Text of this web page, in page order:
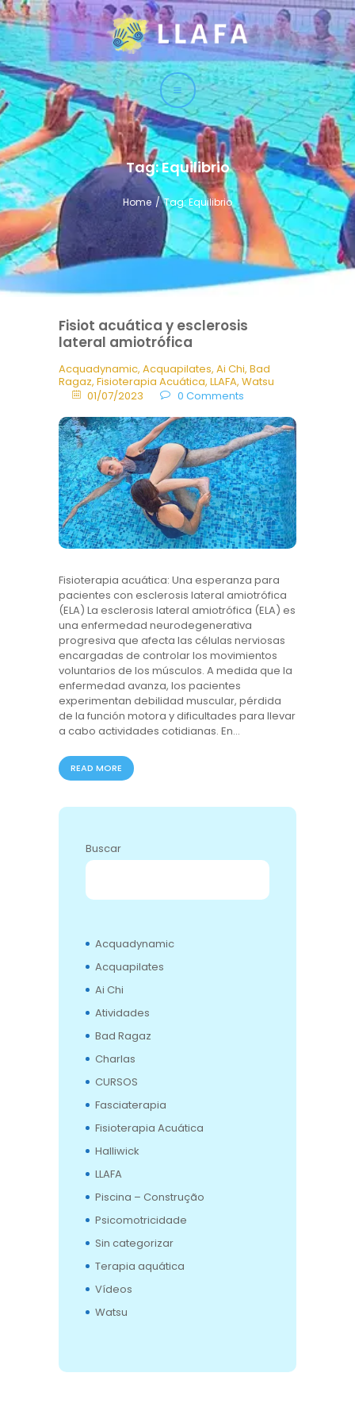
Tag: Equilibrio
Home Tag: Equilibrio
LLAFA
Liga Latinoamericana de Fisioterapia Acuática
LIGA
CURSOS
TÉCNICAS
SERVICIO
CONTACTO
Fisiot acuática y esclerosis
lateral amiotrófica
Acquadynamic, Acquapilates, Ai Chi, Bad
Ragaz, Fisioterapia Acuática, LLAFA, Watsu
01/07/2023
0 Comments
Fisioterapia acuática: Una esperanza para
pacientes con esclerosis lateral amiotrófica
(ELA) La esclerosis lateral amiotrófica (ELA) es
una enfermedad neurodegenerativa
progresiva que afecta las células nerviosas
encargadas de controlar los movimientos
voluntarios de los músculos. A medida que la
enfermedad avanza, los pacientes
experimentan debilidad muscular, pérdida
de la función motora y dificultades para llevar
a cabo actividades cotidianas. En…
READ MORE
Buscar
Acquadynamic
Acquapilates
Ai Chi
Atividades
Bad Ragaz
Charlas
CURSOS
Fasciaterapia
Fisioterapia Acuática
Halliwick
LLAFA
Piscina – Construção
Psicomotricidade
Sin categorizar
Terapia aquática
Vídeos
Watsu